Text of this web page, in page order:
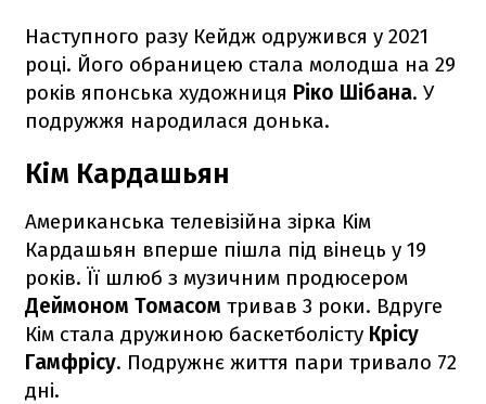
Наступного разу Кейдж одружився у 2021
році. Його обраницею стала молодша на 29
років японська художниця Ріко Шібана. У
подружжя народилася донька.
Кім Кардашьян
Американська телевізійна зірка Кім
Кардашьян вперше пішла під вінець у 19
років. Її шлюб з музичним продюсером
Деймоном Томасом тривав 3 роки. Вдруге
Кім стала дружиною баскетболісту Крісу
Гамфрісу. Подружнє життя пари тривало 72
дні.